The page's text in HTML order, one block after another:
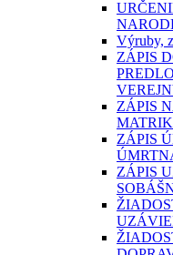
Výruby,
ZÁPIS
ZÁPIS
ZÁPIS
ZÁPIS